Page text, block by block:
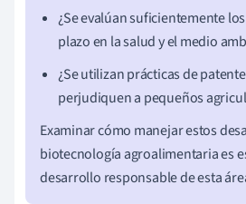
¿Se evalúan suficientemente
plazo en la salud y el medio
¿Se utilizan prácticas de
perjudiquen a pequeños
Examinar cómo manejar estos
biotecnología agroalimentaria es
desarrollo responsable de esta